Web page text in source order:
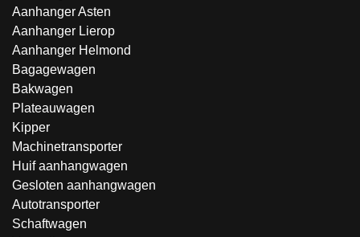
Aanhanger Asten
Aanhanger Lierop
Aanhanger Helmond
Bagagewagen
Bakwagen
Plateauwagen
Kipper
Machinetransporter
Huif aanhangwagen
Gesloten aanhangwagen
Autotransporter
Schaftwagen